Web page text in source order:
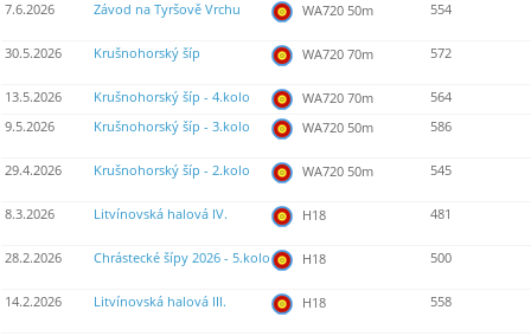
7.6.2026 Závod na Tyršově Vrchu WA720 50m 554
30.5.2026 Krušnohorský šíp WA720 70m 572
13.5.2026 Krušnohorský šíp - 4.kolo WA720 70m
564
9.5.2026
Krušnohorský šíp - 3.kolo WA720 50m 586
29.4.2026 Krušnohorský šíp - 2.kolo WA720 50m 545
8.3.2026 Litvínovská halová IV. H18 481
28.2.2026 Chrástecké šípy 2026 - 5.kolo H18 500
14.2.2026 Litvínovská halová III. H18 558